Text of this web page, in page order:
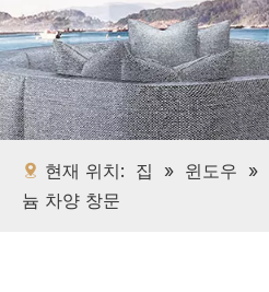
현재 위치: 집 » 윈도우 »
늄 차양 창문